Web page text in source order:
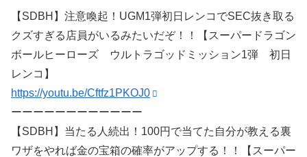
【SDBH】注意喚起！UGM1弾初日レンコでSEC抜き取る
クズすぎる店員がいるみたいだぞ！！【スーパードラゴン
ボールヒーローズ ウルトラゴッドミッション1弾 初日
レンコ】
https://youtu.be/Cftfz1PKOJ0
ーーーーーーーーーーーー
【SDBH】当たる人続出！100円で当てた自分が教える裏
ワザをやれば金の宝箱の確率がアップする！！【スーパー